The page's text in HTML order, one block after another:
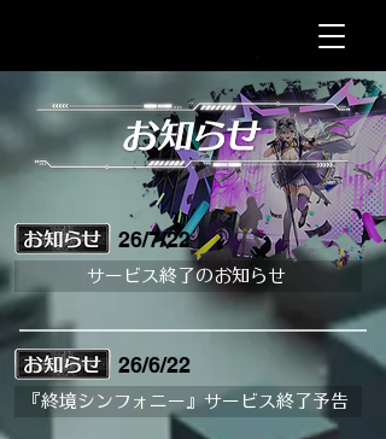
26/7/22
サービス終了のお知らせ
26/6/22
『終境シンフォニー』サービス終了予告